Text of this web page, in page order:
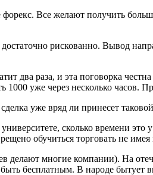
Все желают получить
рискованно. Вывод
два раза, и эта поговорка
уже через несколько часов.
уже вряд ли принесет
сколько времени это у
обучиться торговать не
многие компании). На
бесплатным. В народе бытует